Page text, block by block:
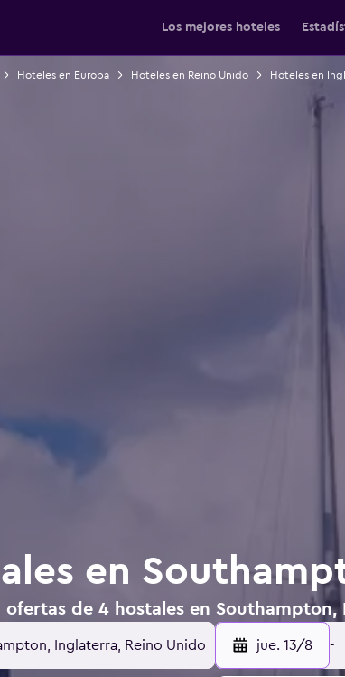
Los mejores hoteles
Hoteles en Europa Hoteles en Reino Unido Hoteles en
en
ofertas de 4 hostales en Southampton,
Inglaterra, Reino Unido jue. 13/8 -